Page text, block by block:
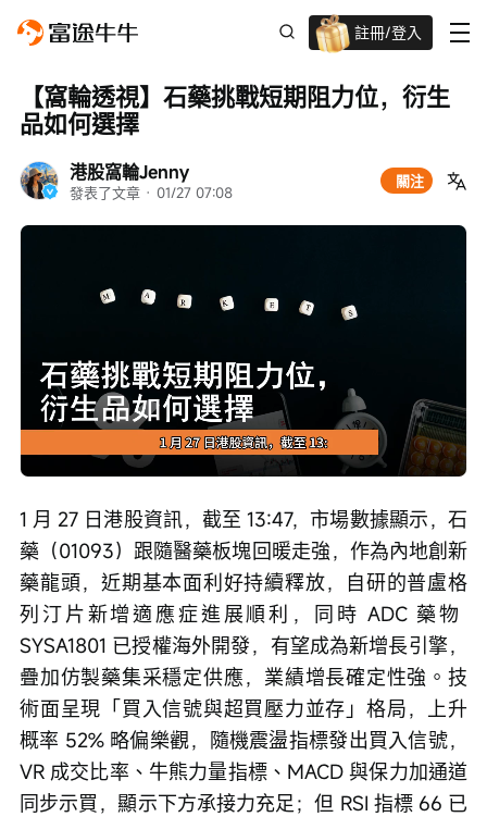
註冊/登入
港股窩輪Jenny
發表了文章 · 01/27 07:08
關注
【窩輪透視】石藥挑戰短期阻力位，衍生
品如何選擇
消 /
0%
0%
播
放
1 月 27 日港股資訊，截至 13:47，市場數據顯示，石
藥（01093）跟隨醫藥板塊回暖走強，作為內地創新
藥龍頭，近期基本面利好持續釋放，自研的普盧格
列汀片新增適應症進展順利，同時 ADC 藥物
SYSA1801 已授權海外開發，有望成為新增長引擎，
疊加仿製藥集采穩定供應，業績增長確定性強。技
術面呈現「買入信號與超買壓力並存」格局，上升
概率 52% 略偏樂觀，隨機震盪指標發出買入信號，
VR 成交比率、牛熊力量指標、MACD 與保力加通道
同步示買，顯示下方承接力充足；但 RSI 指標 66 已